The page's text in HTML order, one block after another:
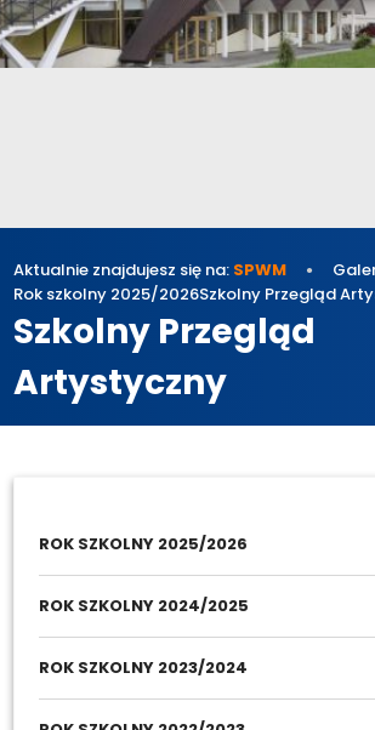
Aktualnie znajdujesz się na: SPWM
Rok szkolny 2025/2026Szkolny Przegląd
Szkolny Przegląd
Artystyczny
ROK SZKOLNY 2025/2026
ROK SZKOLNY 2024/2025
ROK SZKOLNY 2023/2024